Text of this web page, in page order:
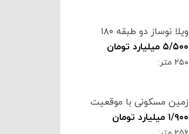
ویلا نوساز دو طبقه ۱۸۰
متری تنکابن کد ۶۳۰۹
۵/۵۰۰ میلیارد تومان
۲۵۰ متر:
زمین مسکونی با موقعیت
عالی ۲۵۶ متر تنکابن کد
۶۳۰۸
۱/۹۰۰ میلیارد تومان